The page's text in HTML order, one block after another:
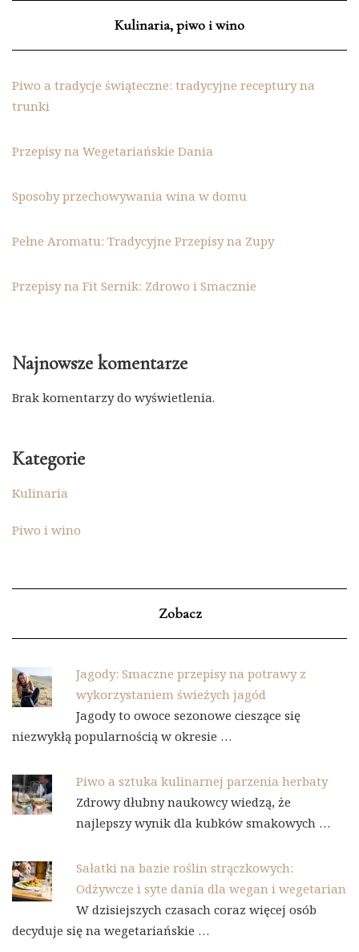
Kulinaria, piwo i wino
Piwo a tradycje świąteczne: tradycyjne receptury na
trunki
Przepisy na Wegetariańskie Dania
Sposoby przechowywania wina w domu
Pełne Aromatu: Tradycyjne Przepisy na Zupy
Przepisy na Fit Sernik: Zdrowo i Smacznie
Najnowsze komentarze
Brak komentarzy do wyświetlenia.
Kategorie
Kulinaria
Piwo i wino
Zobacz
Jagody: Smaczne przepisy na potrawy z
wykorzystaniem świeżych jagód
Jagody to owoce sezonowe cieszące się
niezwykłą popularnością w okresie …
Piwo a sztuka kulinarnej parzenia herbaty
Zdrowy dłubny naukowcy wiedzą, że
najlepszy wynik dla kubków smakowych …
Sałatki na bazie roślin strączkowych:
Odżywcze i syte dania dla wegan i wegetarian
W dzisiejszych czasach coraz więcej osób
decyduje się na wegetariańskie …